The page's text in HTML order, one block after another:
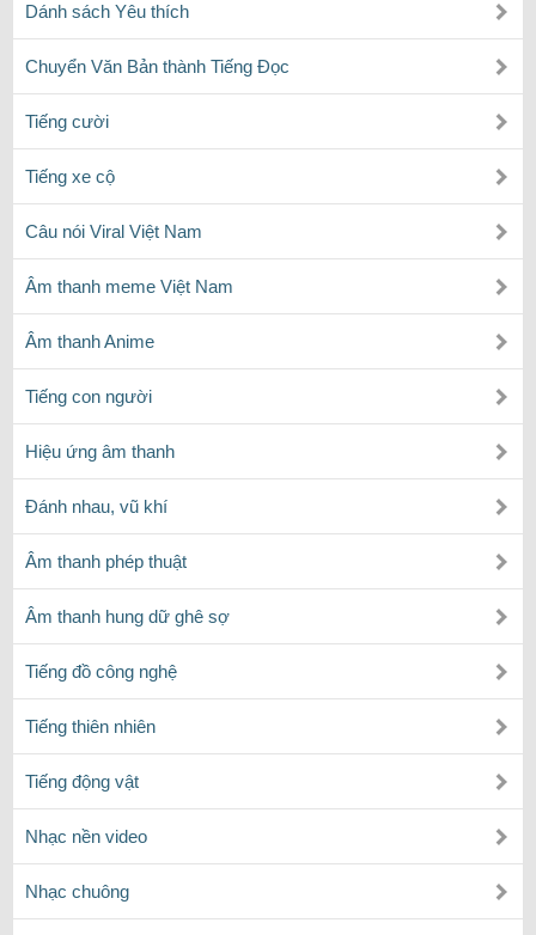
Dánh sách Yêu thích
Chuyển Văn Bản thành Tiếng Đọc
Tiếng cười
Tiếng xe cộ
Câu nói Viral Việt Nam
Âm thanh meme Việt Nam
Âm thanh Anime
Tiếng con người
Hiệu ứng âm thanh
Đánh nhau, vũ khí
Âm thanh phép thuật
Âm thanh hung dữ ghê sợ
Tiếng đồ công nghệ
Tiếng thiên nhiên
Tiếng động vật
Nhạc nền video
Nhạc chuông